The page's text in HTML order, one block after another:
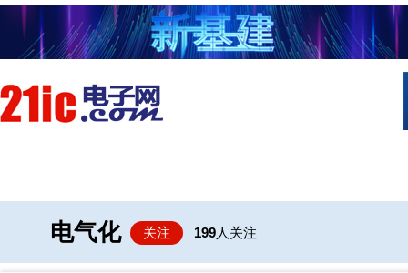
电气化 关注 199人关注